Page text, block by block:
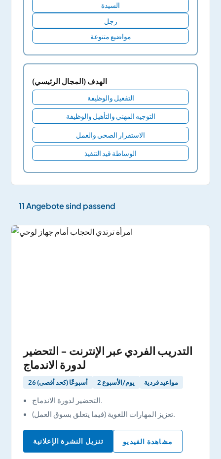
السيدة
رجل
مواضيع متنوعة
الهدف (المجال الرئيسي)
التفعيل والوظيفة
التوجيه المهني والتأهيل والوظيفة
الاستقرار الصحي والعمل
الوساطة قيد التنفيذ
11 Angebote sind passend
التدريب الفردي عبر الإنترنت - التحضير
لدورة الاندماج
26 أسبوعًا (كحد أقصى) 2 يوم/الأسبوع مواعيد فردية
التحضير لدورة الاندماج.
تعزيز المهارات اللغوية (فيما يتعلق بسوق العمل).
تنزيل النشرة الإعلانية مشاهدة الفيديو